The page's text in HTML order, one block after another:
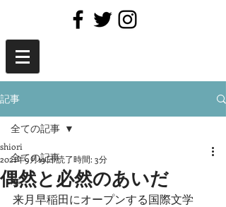
記事
全ての記事
本
全ての記事
偶然と必然のあいだ
shiori
2021年9月19日読了時間: 3分
来月早稲田にオープンする国際文学